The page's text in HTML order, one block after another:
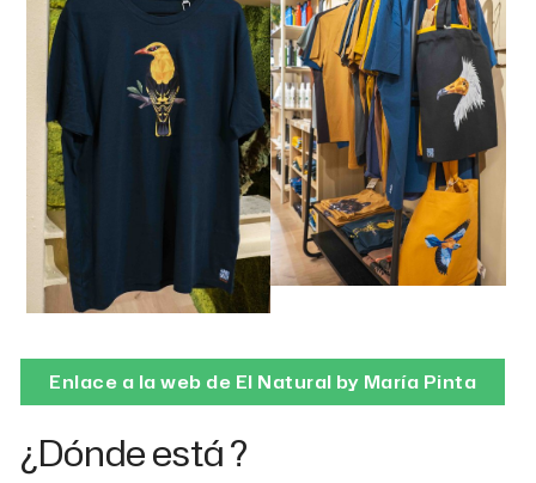
Enlace a la web de El Natural by María Pinta
¿Dónde está ?